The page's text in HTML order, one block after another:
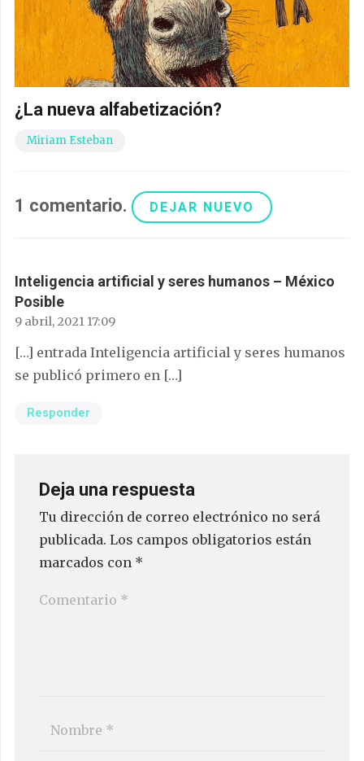
¿La nueva alfabetización?
Miriam Esteban
1 comentario. DEJAR NUEVO
Inteligencia artificial y seres humanos – México
Posible
9 abril, 2021 17:09
[…] entrada Inteligencia artificial y seres humanos
se publicó primero en […]
Responder
Deja una respuesta
Tu dirección de correo electrónico no será
publicada. Los campos obligatorios están
marcados con *